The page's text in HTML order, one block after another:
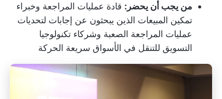
من يجب أن يحضر: قادة عمليات المراجعة وخبراء
تمكين المبيعات الذين يبحثون عن إجابات لتحديات
عمليات المراجعة الصعبة وشركاء تكنولوجيا
التسويق للتنقل في الأسواق سريعة الحركة